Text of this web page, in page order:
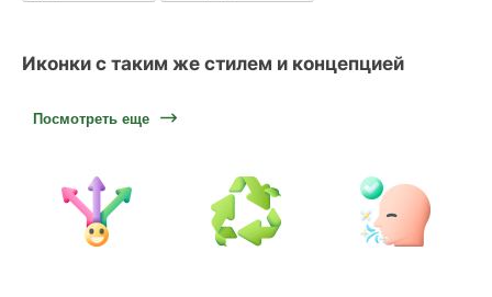
Иконки с таким же стилем и концепцией
Посмотреть еще